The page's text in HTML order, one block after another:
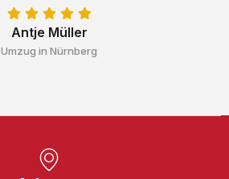
Antje Müller
Umzug in Nürnberg